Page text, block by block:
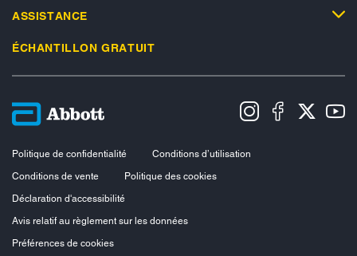
ASSISTANCE
ÉCHANTILLON GRATUIT
Politique de confidentialité
Conditions d’utilisation
Conditions de vente
Politique des cookies
Déclaration d'accessibilité
Avis relatif au règlement sur les données
Préférences de cookies